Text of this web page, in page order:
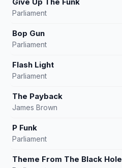
Parliament
Bop Gun
Parliament
Flash Light
Parliament
The Payback
James Brown
P Funk
Parliament
Theme From The Black Hole